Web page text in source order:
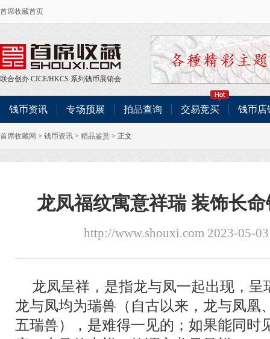
首席收藏首页
联合创办 CICE/HKCS 系列钱币展销会
钱币资讯 专场预展 拍品查询 交易竞买 钱币店
首席收藏网 > 钱币资讯 > 精品鉴赏 > 正文
龙凤福纹寓意祥瑞 装饰长
http://www.shouxi.com 2023-05-
龙凤呈祥，是指龙与凤一起出现，
龙与凤均为瑞兽（自古以来，龙与凤凰
五瑞兽），是难得一见的；如果能同时